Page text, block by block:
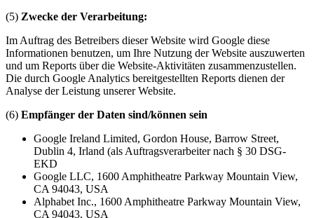
(5) Zwecke der Verarbeitung:
Im Auftrag des Betreibers dieser Website wird Google diese
Informationen benutzen, um Ihre Nutzung der Website auszuwerten
und um Reports über die Website-Aktivitäten zusammenzustellen.
Die durch Google Analytics bereitgestellten Reports dienen der
Analyse der Leistung unserer Website.
(6) Empfänger der Daten sind/können sein
Google Ireland Limited, Gordon House, Barrow Street,
Dublin 4, Irland (als Auftragsverarbeiter nach § 30 DSG-
EKD
Google LLC, 1600 Amphitheatre Parkway Mountain View,
CA 94043, USA
Alphabet Inc., 1600 Amphitheatre Parkway Mountain View,
CA 94043, USA